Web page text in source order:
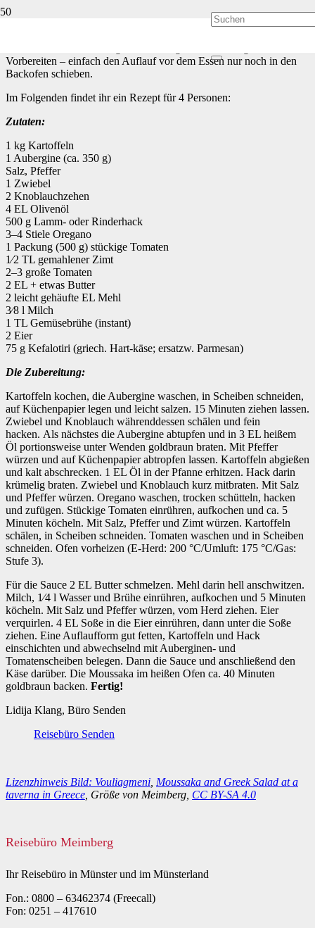
Was für die Italiener die Lasagne ist für die Griechen die
Vorbereiten – einfach den Auflauf vor dem Essen nur noch in den
Backofen schieben.
Im Folgenden findet ihr ein Rezept für 4 Personen:
Zutaten:
1 kg Kartoffeln
1 Aubergine (ca. 350 g)
Salz, Pfeffer
1 Zwiebel
2 Knoblauchzehen
4 EL Olivenöl
500 g Lamm- oder Rinderhack
3–4 Stiele Oregano
1 Packung (500 g) stückige Tomaten
1⁄2 TL gemahlener Zimt
2–3 große Tomaten
2 EL + etwas Butter
2 leicht gehäufte EL Mehl
3⁄8 l Milch
1 TL Gemüsebrühe (instant)
2 Eier
75 g Kefalotiri (griech. Hart-käse; ersatzw. Parmesan)
Die Zubereitung:
Kartoffeln kochen, die Aubergine waschen, in Scheiben schneiden,
auf Küchenpapier legen und leicht salzen. 15 Minuten ziehen lassen.
Zwiebel und Knoblauch währenddessen schälen und fein
hacken. Als nächstes die Aubergine abtupfen und in 3 EL heißem
Öl portionsweise unter Wenden goldbraun braten. Mit Pfeffer
würzen und auf Küchenpapier abtropfen lassen. Kartoffeln abgießen
und kalt abschrecken. 1 EL Öl in der Pfanne erhitzen. Hack darin
krümelig braten. Zwiebel und Knoblauch kurz mitbraten. Mit Salz
und Pfeffer würzen. Oregano waschen, trocken schütteln, hacken
und zufügen. Stückige Tomaten einrühren, aufkochen und ca. 5
Minuten köcheln. Mit Salz, Pfeffer und Zimt würzen. Kartoffeln
schälen, in Scheiben schneiden. Tomaten waschen und in Scheiben
schneiden. Ofen vorheizen (E-Herd: 200 °C/Umluft: 175 °C/Gas:
Stufe 3).
Für die Sauce 2 EL Butter schmelzen. Mehl darin hell anschwitzen.
Milch, 1⁄4 l Wasser und Brühe einrühren, aufkochen und 5 Minuten
köcheln. Mit Salz und Pfeffer würzen, vom Herd ziehen. Eier
verquirlen. 4 EL Soße in die Eier einrühren, dann unter die Soße
ziehen. Eine Auflaufform gut fetten, Kartoffeln und Hack
einschichten und abwechselnd mit Auberginen- und
Tomatenscheiben belegen. Dann die Sauce und anschließend den
Käse darüber. Die Moussaka im heißen Ofen ca. 40 Minuten
goldbraun backen. Fertig!
Lidija Klang, Büro Senden
Reisebüro Senden
Lizenzhinweis Bild: Vouliagmeni Moussaka and Greek Salad at a
taverna in Greece , Größe von Meimberg, CC BY-SA 4.0
Reisebüro Meimberg
Ihr Reisebüro in Münster und im Münsterland
Fon.: 0800 – 63462374 (Freecall)
Fon: 0251 – 417610